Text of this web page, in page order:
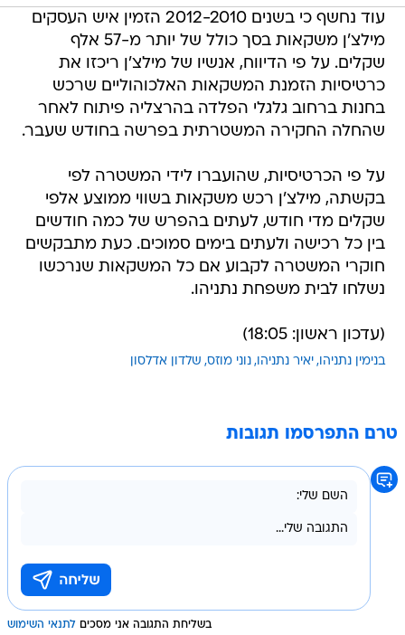
עוד נחשף כי בשנים 2012-2010 הזמין איש העסקים
מילצ'ן משקאות בסך כולל של יותר מ-57 אלף
שקלים. על פי הדיווח, אנשיו של מילצ'ן ריכזו את
כרטיסיות הזמנת המשקאות האלכוהוליים שרכש
בחנות ברחוב גלגלי הפלדה בהרצליה פיתוח לאחר
שהחלה החקירה המשטרתית בפרשה בחודש שעבר.
על פי הכרטיסיות, שהועברו לידי המשטרה לפי
בקשתה, מילצ'ן רכש משקאות בשווי ממוצע אלפי
שקלים מדי חודש, לעתים בהפרש של כמה חודשים
בין כל רכישה ולעתים בימים סמוכים. כעת מתבקשים
חוקרי המשטרה לקבוע אם כל המשקאות שנרכשו
נשלחו לבית משפחת נתניהו.
(עדכון ראשון: 18:05)
בנימין נתניהו יאיר נתניהו נוני מוזס שלדון אדלסון
טרם התפרסמו תגובות
בשליחת התגובה אני מסכים לתנאי השימוש